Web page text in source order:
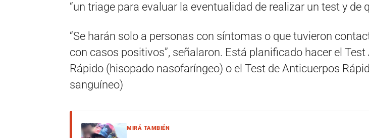
“un triage para evaluar la eventualidad de realizar un test y de
“Se harán solo a personas con síntomas o que tuvieron
con casos positivos”, señalaron. Está planificado hacer el
Rápido (hisopado nasofaríngeo) o el Test de Anticuerpos
sanguíneo)
MIRÁ TAMBIÉN